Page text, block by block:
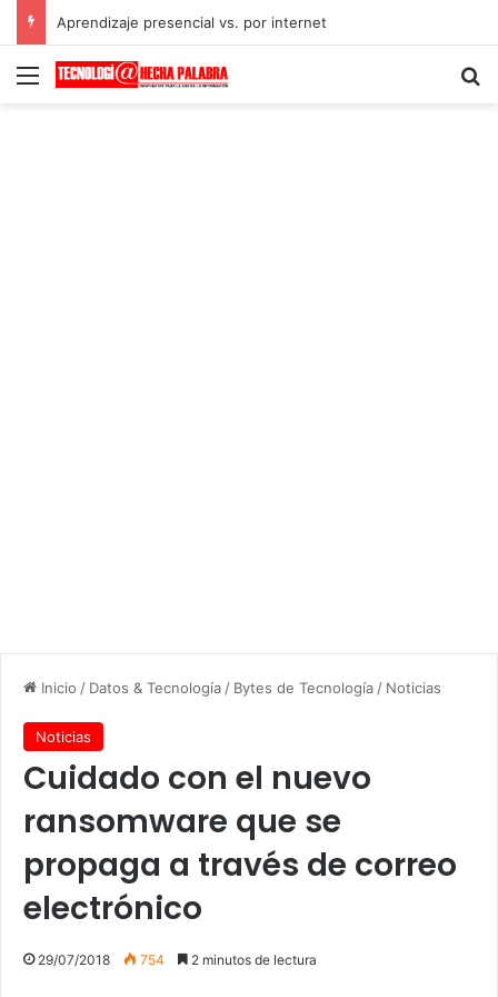
Aprendizaje presencial vs. por internet
Menú
Inicio / Datos & Tecnología / Bytes de Tecnología / Noticias
Noticias
Cuidado con el nuevo
ransomware que se
propaga a través de correo
electrónico
29/07/2018 754 2 minutos de lectura